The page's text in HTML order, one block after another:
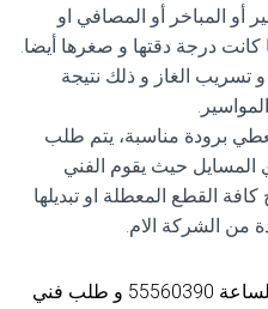
أو المباخر أو المصافي او
كانت درجة دقتها و صغرها أيضا.
الغاز و ذلك نتيجة
برودة مناسبة، يتم طلب
حيث يقوم الفني
القطع المعطلة او تبديلها
من الشركة الام.
يمكنكم التواصل معنا على مدار الساعة 55560390 و طلب فني